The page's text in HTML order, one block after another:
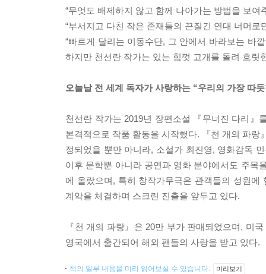
“무엇도 배제하지 않고 함께 나아가는 방법을 보
“부서지고 다친 작은 존재들의 끈질긴 연대 너머
“빠르게 달리는 이동수단, 그 안에서 바라보는 바
하지만 천선란 작가는 있는 힘껏 고개를 돌려 흐릿
오늘날 전 세계 독자가 사랑하는 “우리의 가장 따
천선란 작가는 2019년 장편소설 『무너진 다리』
본격적으로 작품 활동을 시작했다. 『천 개의 파
정되었을 뿐만 아니라, 소설가 최진영, 영화감독
이후 문학뿐 아니라 공연과 영화 분야에서도 주목
에 올랐으며, 특히 창작가무극은 관객들의 성원
계약을 체결하며 스크린 진출을 앞두고 있다.
『천 개의 파랑』은 20만 부가 판매되었으며, 미
영국에서 출간되어 해외 팬들의 사랑을 받고 있다.
책의 일부 내용을 미리 읽어보실 수 있습니다. 미리보기